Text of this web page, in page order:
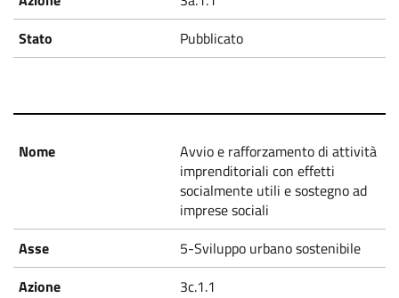
Pubblicato
Avvio e rafforzamento di attività
imprenditoriali con effetti
socialmente utili e sostegno ad
imprese sociali
5-Sviluppo urbano sostenibile
3c.1.1